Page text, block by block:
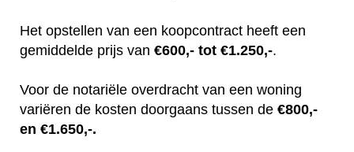
Het opstellen van een koopcontract heeft een
gemiddelde prijs van €600,- tot €1.250,-.
Voor de notariële overdracht van een woning
variëren de kosten doorgaans tussen de €800,-
en €1.650,-.